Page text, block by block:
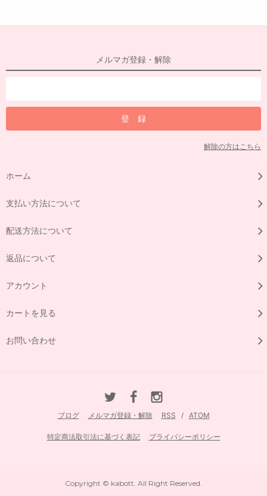
メルマガ登録・解除
解除の方はこちら
ホーム
支払い方法について
配送方法について
返品について
アカウント
カートを見る
お問い合わせ
ブログ メルマガ登録・解除 RSS / ATOM
特定商法取引法に基づく表記 プライバシーポリシー
Copyright © kabott. All Right Reserved.